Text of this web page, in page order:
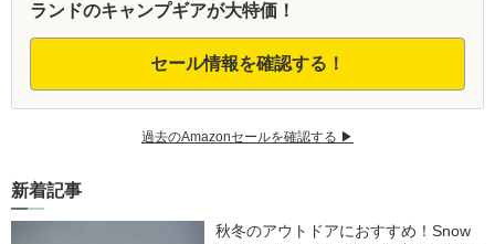
ランドのキャンプギアが大特価！
セール情報を確認する！
過去のAmazonセールを確認する ▶︎
新着記事
秋冬のアウトドアにおすすめ！Snow